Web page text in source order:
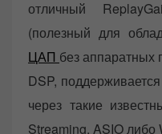
отличный
(полезный для
ЦАП без аппаратных
DSP,
через такие
Streaming, ASIO либо